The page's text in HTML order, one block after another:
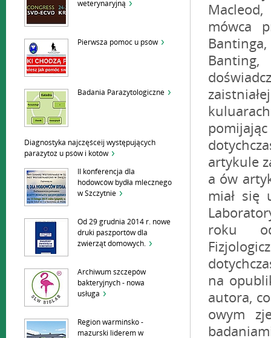
weterynaryjną
Pierwsza pomoc u psów
Badania Parazytologiczne
Diagnostyka najczęśceij występujących
parazytoz u psów i kotów
II konferencja dla
hodowców bydła mlecznego
w Szczytnie
Od 29 grudnia 2014 r. nowe
druki paszportów dla
zwierząt domowych.
Archiwum szczepów
bakteryjnych - nowa
usługa
Region warmińsko -
mazurski liderem w